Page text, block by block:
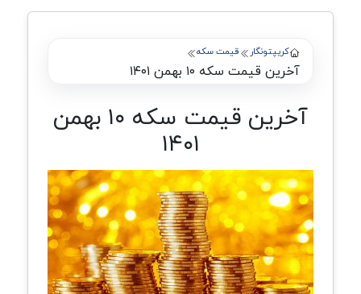
کریپتونگار قیمت سکه
آخرین قیمت سکه ۱۰ بهمن ۱۴۰۱
آخرین قیمت سکه ۱۰ بهمن
۱۴۰۱